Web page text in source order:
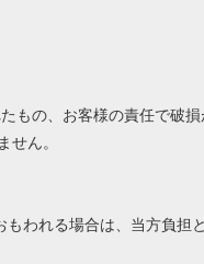
もの、お客様の責任で破損
せん。
われる場合は、当方負担